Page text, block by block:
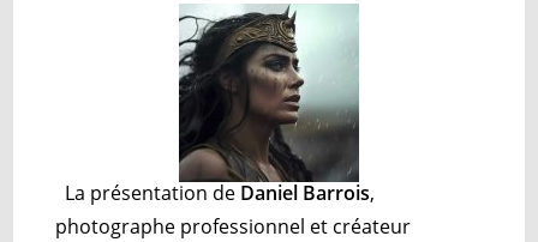
La présentation de Daniel Barrois,
photographe professionnel et créateur